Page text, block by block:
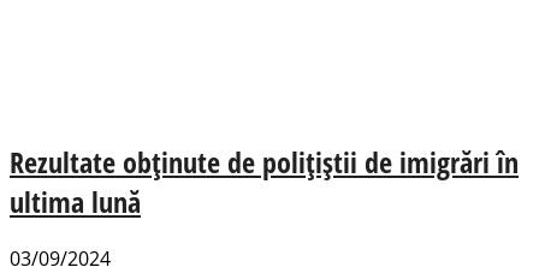
Rezultate obținute de polițiștii de imigrări în
ultima lună
03/09/2024